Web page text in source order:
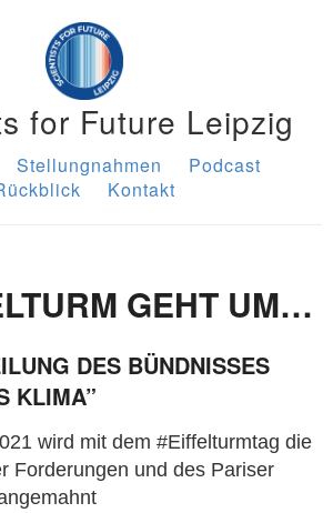
for Future Leipzig
Stellungnahmen
Podcast
Kontakt
GEHT UM…
DES BÜNDNISSES
KLIMA”
wird mit dem #Eiffelturmtag die
Forderungen und des Pariser